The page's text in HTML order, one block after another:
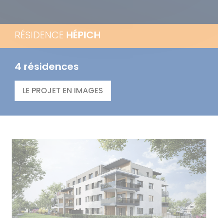
RÉSIDENCE HÉPICH
4 résidences
LE PROJET EN IMAGES